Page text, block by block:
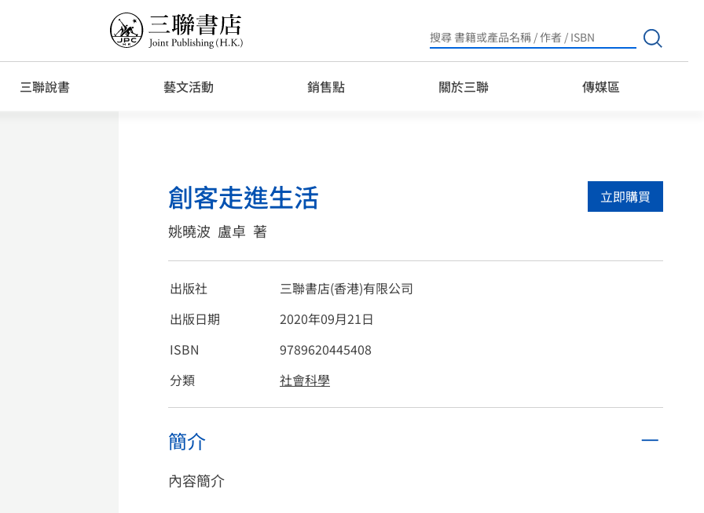
Search
for:
三聯說書 藝文活動 銷售點 關於三聯 傳媒區
創客走進生活
姚曉波 盧卓 著
立即購買
出版社
三聯書店(香港)有限公司
出版日期
2020年09月21日
ISBN
9789620445408
分類
社會科學
簡介
內容簡介